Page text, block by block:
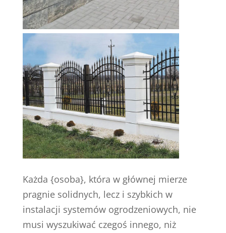
Każda {osoba}, która w głównej mierze
pragnie solidnych, lecz i szybkich w
instalacji systemów ogrodzeniowych, nie
musi wyszukiwać czegoś innego, niż